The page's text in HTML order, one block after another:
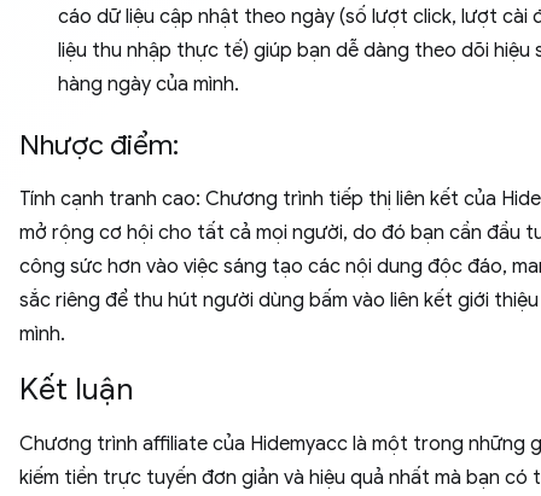
cáo dữ liệu cập nhật theo ngày (số lượt click, lượt cài
liệu thu nhập thực tế) giúp bạn dễ dàng theo dõi hiệu
hàng ngày của mình.
Nhược điểm:
Tính cạnh tranh cao: Chương trình tiếp thị liên kết của
mở rộng cơ hội cho tất cả mọi người, do đó bạn cần đầu
công sức hơn vào việc sáng tạo các nội dung độc đáo,
sắc riêng để thu hút người dùng bấm vào liên kết giới
mình.
Kết luận
Chương trình affiliate của Hidemyacc là một trong những
kiếm tiền trực tuyến đơn giản và hiệu quả nhất mà bạn có